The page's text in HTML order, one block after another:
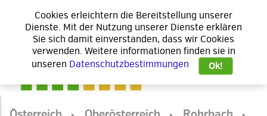
Cookies erleichtern die Bereitstellung unserer
Dienste. Mit der Nutzung unserer Dienste erklären
Sie sich damit einverstanden, dass wir Cookies
verwenden. Weitere informationen finden sie in
unseren Datenschutzbestimmungen Ok!